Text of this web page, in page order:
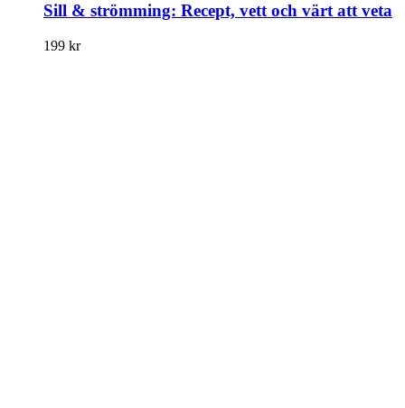
Sill & strömming: Recept, vett och värt att veta
199 kr